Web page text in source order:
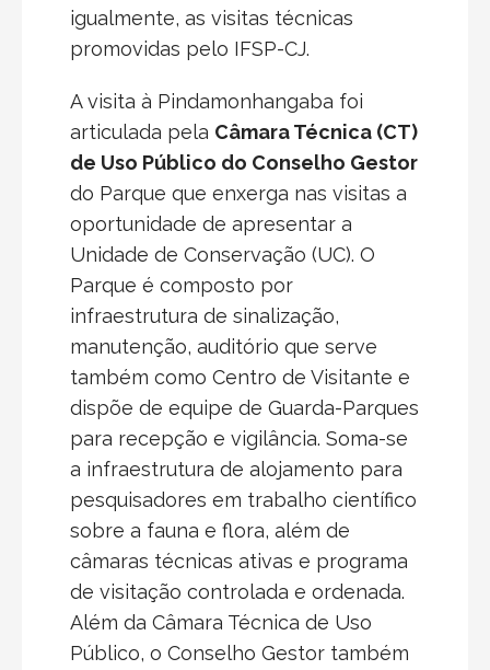
igualmente, as visitas técnicas
promovidas pelo IFSP-CJ.
A visita à Pindamonhangaba foi
articulada pela Câmara Técnica (CT)
de Uso Público do Conselho Gestor
do Parque que enxerga nas visitas a
oportunidade de apresentar a
Unidade de Conservação (UC). O
Parque é composto por
infraestrutura de sinalização,
manutenção, auditório que serve
também como Centro de Visitante e
dispõe de equipe de Guarda-Parques
para recepção e vigilância. Soma-se
a infraestrutura de alojamento para
pesquisadores em trabalho científico
sobre a fauna e flora, além de
câmaras técnicas ativas e programa
de visitação controlada e ordenada.
Além da Câmara Técnica de Uso
Público, o Conselho Gestor também